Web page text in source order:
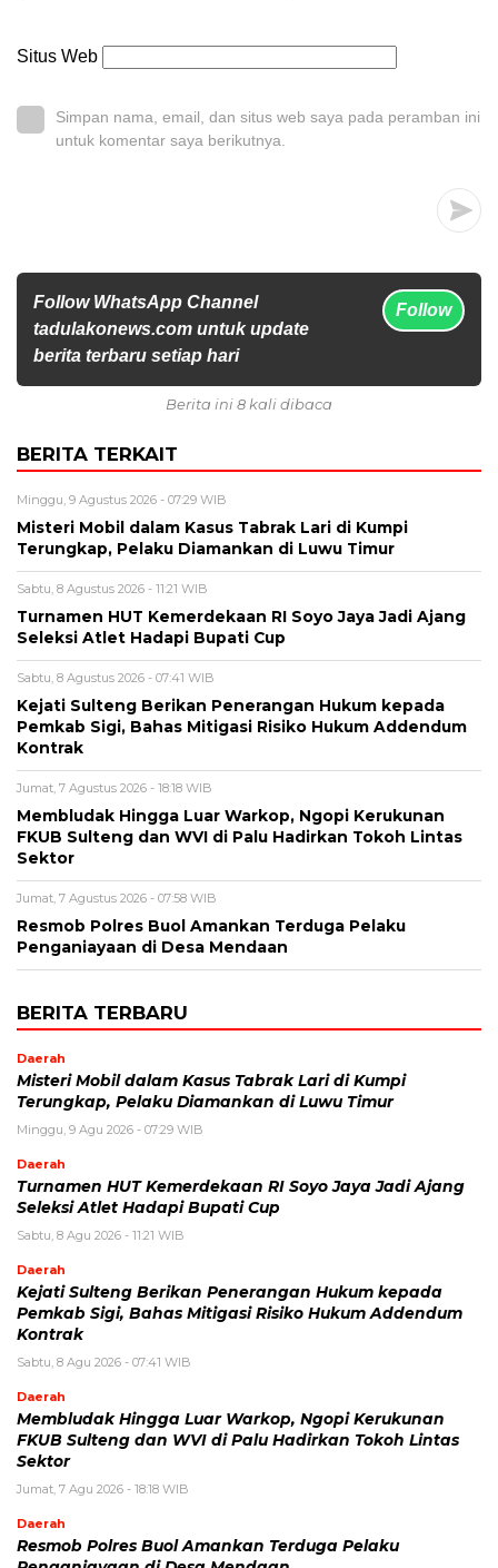
Situs Web
Simpan nama, email, dan situs web saya pada peramban ini
untuk komentar saya berikutnya.
Follow WhatsApp Channel
tadulakonews.com untuk update
berita terbaru setiap hari
Follow
Berita ini 8 kali dibaca
BERITA TERKAIT
Minggu, 9 Agustus 2026 - 07:29 WIB
Misteri Mobil dalam Kasus Tabrak Lari di Kumpi
Terungkap, Pelaku Diamankan di Luwu Timur
Sabtu, 8 Agustus 2026 - 11:21 WIB
Turnamen HUT Kemerdekaan RI Soyo Jaya Jadi Ajang
Seleksi Atlet Hadapi Bupati Cup
Sabtu, 8 Agustus 2026 - 07:41 WIB
Kejati Sulteng Berikan Penerangan Hukum kepada
Pemkab Sigi, Bahas Mitigasi Risiko Hukum Addendum
Kontrak
Jumat, 7 Agustus 2026 - 18:18 WIB
Membludak Hingga Luar Warkop, Ngopi Kerukunan
FKUB Sulteng dan WVI di Palu Hadirkan Tokoh Lintas
Sektor
Jumat, 7 Agustus 2026 - 07:58 WIB
Resmob Polres Buol Amankan Terduga Pelaku
Penganiayaan di Desa Mendaan
BERITA TERBARU
Daerah
Misteri Mobil dalam Kasus Tabrak Lari di Kumpi
Terungkap, Pelaku Diamankan di Luwu Timur
Minggu, 9 Agu 2026 - 07:29 WIB
Daerah
Turnamen HUT Kemerdekaan RI Soyo Jaya Jadi Ajang
Seleksi Atlet Hadapi Bupati Cup
Sabtu, 8 Agu 2026 - 11:21 WIB
Daerah
Kejati Sulteng Berikan Penerangan Hukum kepada
Pemkab Sigi, Bahas Mitigasi Risiko Hukum Addendum
Kontrak
Sabtu, 8 Agu 2026 - 07:41 WIB
Daerah
Membludak Hingga Luar Warkop, Ngopi Kerukunan
FKUB Sulteng dan WVI di Palu Hadirkan Tokoh Lintas
Sektor
Jumat, 7 Agu 2026 - 18:18 WIB
Daerah
Resmob Polres Buol Amankan Terduga Pelaku